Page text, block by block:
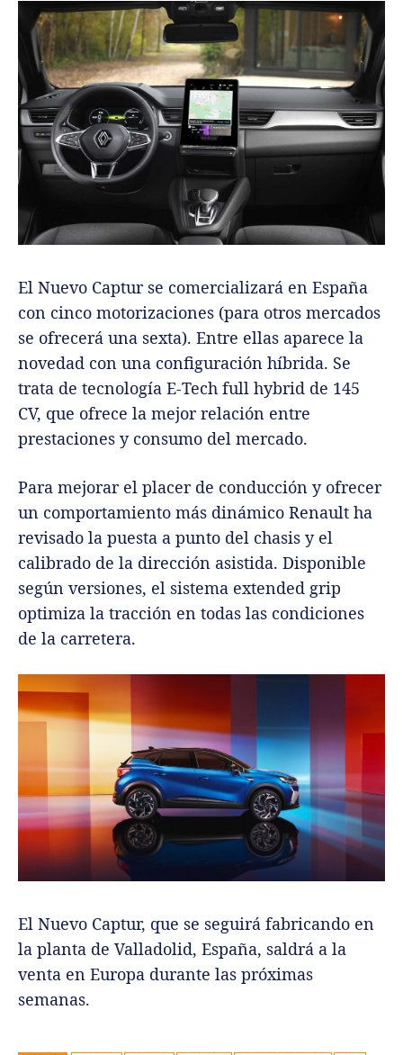
El Nuevo Captur se comercializará en España
con cinco motorizaciones (para otros mercados
se ofrecerá una sexta). Entre ellas aparece la
novedad con una configuración híbrida. Se
trata de tecnología E-Tech full hybrid de 145
CV, que ofrece la mejor relación entre
prestaciones y consumo del mercado.
Para mejorar el placer de conducción y ofrecer
un comportamiento más dinámico Renault ha
revisado la puesta a punto del chasis y el
calibrado de la dirección asistida. Disponible
según versiones, el sistema extended grip
optimiza la tracción en todas las condiciones
de la carretera.
El Nuevo Captur, que se seguirá fabricando en
la planta de Valladolid, España, saldrá a la
venta en Europa durante las próximas
semanas.